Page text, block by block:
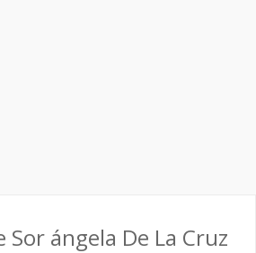
Sor ángela De La Cruz